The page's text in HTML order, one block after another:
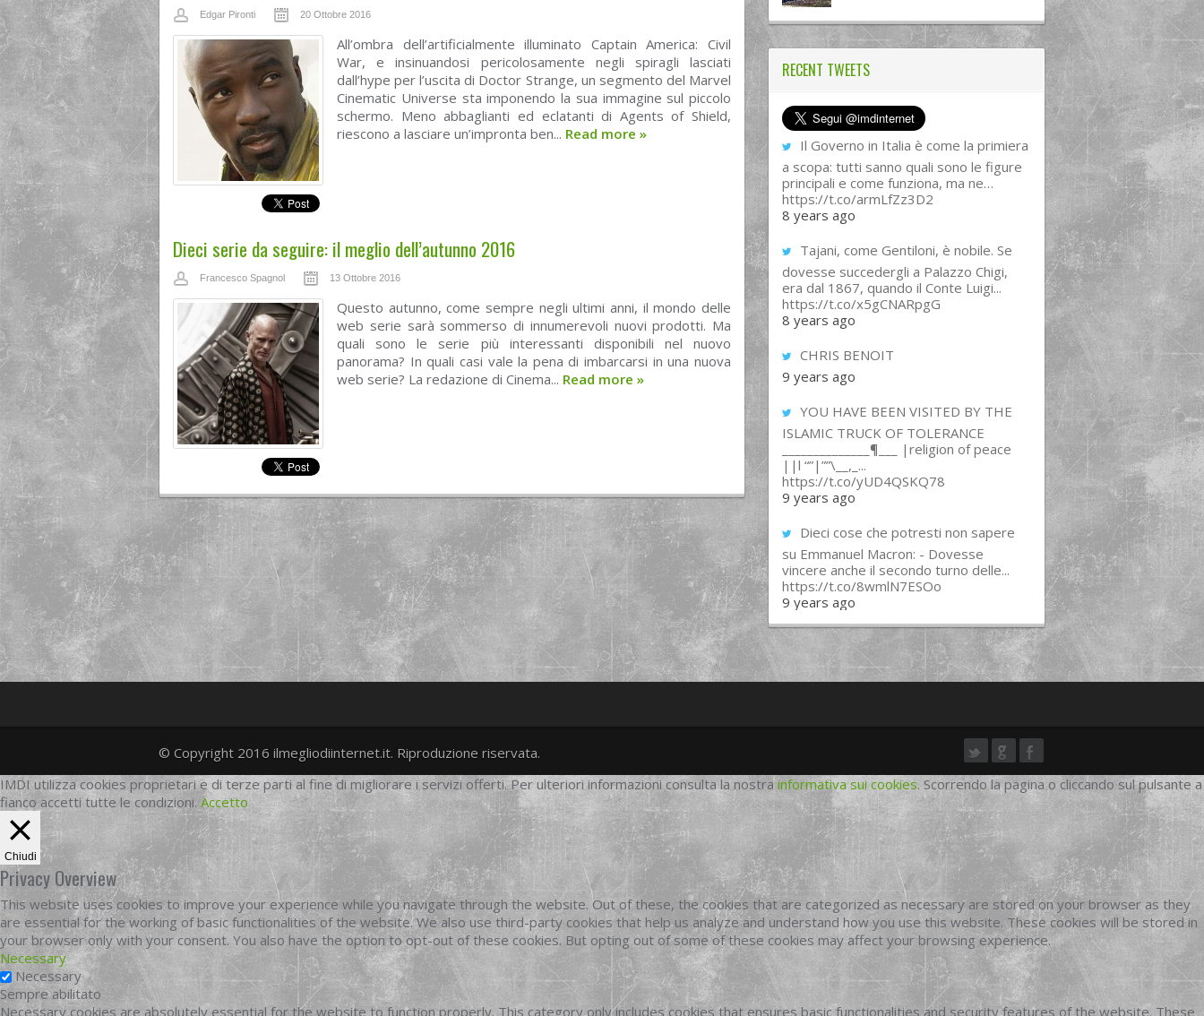
Edgar Pironti 20 Ottobre 2016
All’ombra dell’artificialmente illuminato Captain America: Civil
War, e insinuandosi pericolosamente negli spiragli lasciati
dall’hype per l’uscita di Doctor Strange, un segmento del Marvel
Cinematic Universe sta imponendo la sua immagine sul piccolo
schermo. Meno abbaglianti ed eclatanti di Agents of Shield,
riescono a lasciare un’impronta ben... Read more »
Dieci serie da seguire: il meglio dell’autunno 2016
Francesco Spagnol 13 Ottobre 2016
Questo autunno, come sempre negli ultimi anni, il mondo delle
web serie sarà sommerso di innumerevoli nuovi prodotti. Ma
quali sono le serie più interessanti disponibili nel nuovo
panorama? In quali casi vale la pena di imbarcarsi in una nuova
web serie? La redazione di Cinema... Read more »
RECENT TWEETS
Il Governo in Italia è come la primiera
a scopa: tutti sanno quali sono le figure
principali e come funziona, ma ne…
https://t.co/armLfZz3D2
8 years ago
Tajani, come Gentiloni, è nobile. Se
dovesse succedergli a Palazzo Chigi,
era dal 1867, quando il Conte Luigi...
https://t.co/x5gCNARpgG
8 years ago
CHRIS BENOIT
9 years ago
YOU HAVE BEEN VISITED BY THE
ISLAMIC TRUCK OF TOLERANCE
______________¶___ |religion of peace
||l “”|””\__,_...
https://t.co/yUD4QSKQ78
9 years ago
Dieci cose che potresti non sapere
su Emmanuel Macron: - Dovesse
vincere anche il secondo turno delle...
https://t.co/8wmlN7ESOo
9 years ago
twittergoogleplus
facebook
© Copyright 2016 ilmegliodiinternet.it. Riproduzione riservata.
IMDI utilizza cookies proprietari e di terze parti al fine di migliorare i servizi offerti. Per ulteriori informazioni consulta la nostra informativa sui cookies. Scorrendo la pagina o cliccando sul pulsante a
fianco accetti tutte le condizioni. Accetto
Chiudi
Privacy Overview
This website uses cookies to improve your experience while you navigate through the website. Out of these, the cookies that are categorized as necessary are stored on your browser as they
are essential for the working of basic functionalities of the website. We also use third-party cookies that help us analyze and understand how you use this website. These cookies will be stored in
your browser only with your consent. You also have the option to opt-out of these cookies. But opting out of some of these cookies may affect your browsing experience.
Necessary
Necessary
Sempre abilitato
Necessary cookies are absolutely essential for the website to function properly. This category only includes cookies that ensures basic functionalities and security features of the website. These